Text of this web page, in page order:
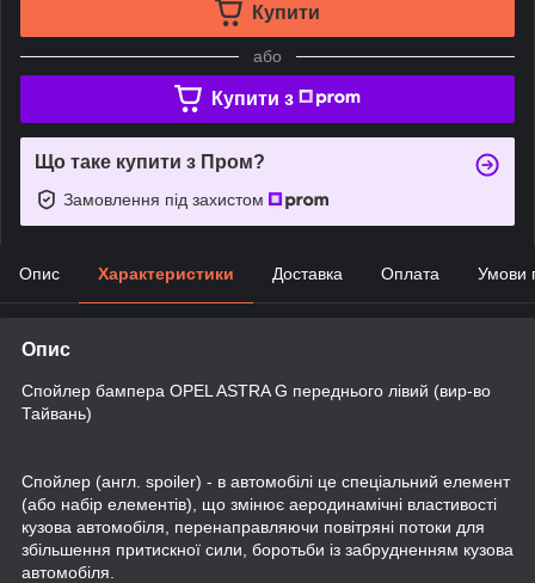
Купити
або
Купити з
Що таке купити з Пром?
Замовлення під захистом
Опис Характеристики Доставка Оплата Умови
Опис
Спойлер бампера OPEL ASTRA G переднього лівий (вир-во
Тайвань)
Спойлер (англ. spoiler) - в автомобілі це спеціальний елемент
(або набір елементів), що змінює аеродинамічні властивості
кузова автомобіля, перенаправляючи повітряні потоки для
збільшення притискної сили, боротьби із забрудненням кузова
автомобіля.